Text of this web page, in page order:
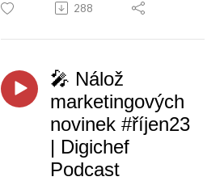
288
🎤 Nálož
marketingových
novinek #říjen23
| Digichef
Podcast